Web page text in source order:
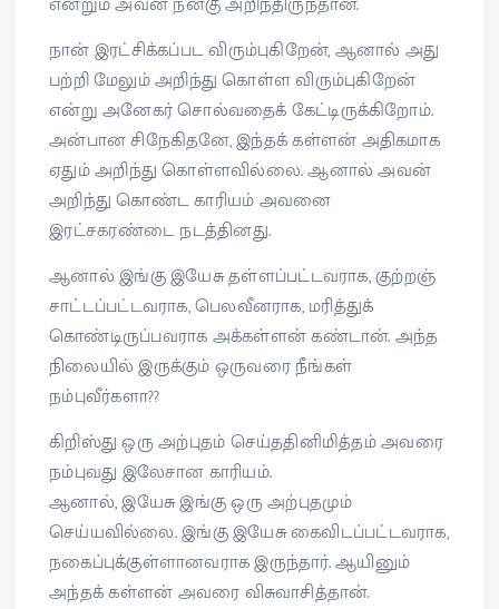
நான் இரட்சிக்கப்பட விரும்புகிறேன், ஆனால் அது
பற்றி மேலும் அறிந்து கொள்ள விரும்புகிறேன்
என்று அனேகர் சொல்வதைக் கேட்டிருக்கிறோம்.
அன்பான சிநேகிதனே, இந்தக் கள்ளன் அதிகமாக
ஏதும் அறிந்து கொள்ளவில்லை. ஆனால் அவன்
அறிந்து கொண்ட காரியம் அவனை
இரட்சகரண்டை நடத்தினது.
ஆனால் இங்கு இயேசு தள்ளப்பட்டவராக, குற்றஞ்
சாட்டப்பட்டவராக, பெலவீனராக, மரித்துக்
கொண்டிருப்பவராக அக்கள்ளன் கண்டான். அந்த
நிலையில் இருக்கும் ஒருவரை நீங்கள்
நம்புவீர்களா??
கிறிஸ்து ஒரு அற்புதம் செய்ததினிமித்தம் அவரை
நம்புவது இலேசான காரியம்.
ஆனால், இயேசு இங்கு ஒரு அற்புதமும்
செய்யவில்லை. இங்கு இயேசு கைவிடப்பட்டவராக,
நகைப்புக்குள்ளானவராக இருந்தார். ஆயினும்
அந்தக் கள்ளன் அவரை விசுவாசித்தான்.